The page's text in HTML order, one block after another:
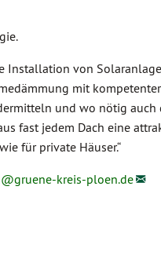
Installation von
mit
und wo nötig
fast jedem Dach eine
für private Häuser.“
gruene-kreis-ploen.de